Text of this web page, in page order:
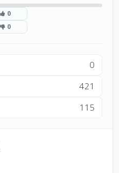
0
0
0
421
115